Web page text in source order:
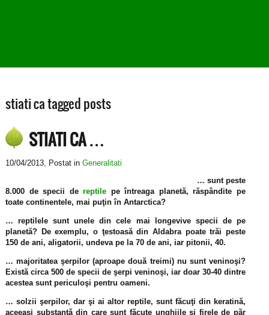
stiati ca tagged posts
STIATI CA …
10/04/2013, Postat in Generalitati
… sunt peste
8.000 de specii dereptile pe întreaga planetă, răspândite pe
toate continentele, mai puţin în Antarctica?
… reptilele sunt unele din cele mai longevive specii de pe
planetă? De exemplu, o ţestoasă din Aldabra poate trăi peste
150 de ani, aligatorii, undeva pe la 70 de ani, iar pitonii, 40.
… majoritatea şerpilor (aproape două treimi) nu sunt veninoşi?
Există circa 500 de specii de şerpi veninoşi, iar doar 30-40 dintre
acestea sunt periculoşi pentru oameni.
… solzii şerpilor, dar şi ai altor reptile, sunt făcuţi din keratină,
aceeaşi substanţă din care sunt făcute unghiile şi firele de păr